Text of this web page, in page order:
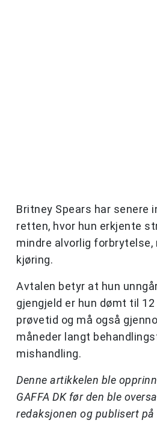
Britney Spears har senere
retten, hvor hun erkjente
mindre alvorlig forbrytelse,
kjøring.
Avtalen betyr at hun
gjengjeld er hun dømt til
prøvetid og må også
måneder langt
mishandling.
Denne artikkelen ble
GAFFA DK før den ble
redaksjonen og publisert på